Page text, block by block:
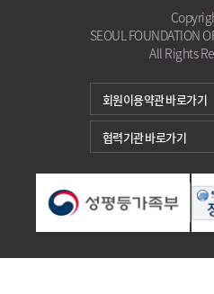
SEOUL FOUNDATION
All Rights